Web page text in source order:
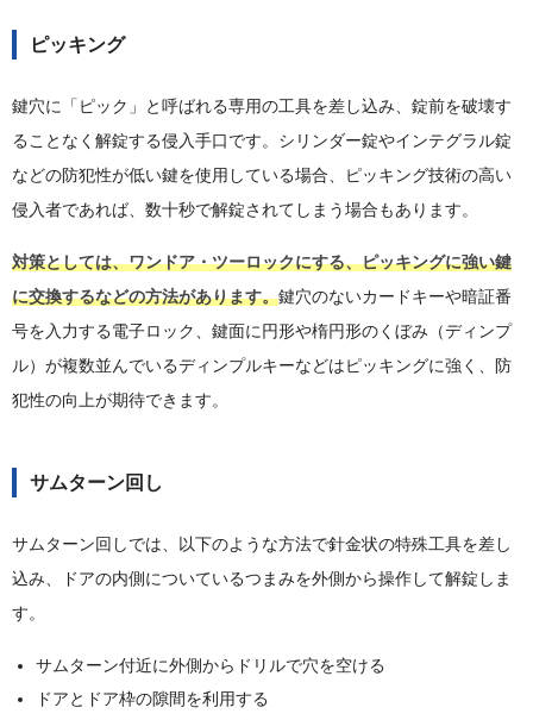
ピッキング
鍵穴に「ピック」と呼ばれる専用の工具を差し込み、錠前を破壊す
ることなく解錠する侵入手口です。シリンダー錠やインテグラル錠
などの防犯性が低い鍵を使用している場合、ピッキング技術の高い
侵入者であれば、数十秒で解錠されてしまう場合もあります。
対策としては、ワンドア・ツーロックにする、ピッキングに強い鍵
に交換するなどの方法があります。鍵穴のないカードキーや暗証番
号を入力する電子ロック、鍵面に円形や楕円形のくぼみ（ディンプ
ル）が複数並んでいるディンプルキーなどはピッキングに強く、防
犯性の向上が期待できます。
サムターン回し
サムターン回しでは、以下のような方法で針金状の特殊工具を差し
込み、ドアの内側についているつまみを外側から操作して解錠しま
す。
サムターン付近に外側からドリルで穴を空ける
ドアとドア枠の隙間を利用する